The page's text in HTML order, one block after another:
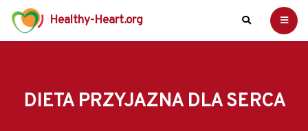
Healthy-Heart.org
DIETA PRZYJAZNA DLA SERCA